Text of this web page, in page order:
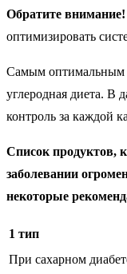
Обратите внимание!
оптимизировать
Самым оптимальным
углеродная диета. В
контроль за каждой
Список продуктов,
заболевании
некоторые
1 тип
При сахарном